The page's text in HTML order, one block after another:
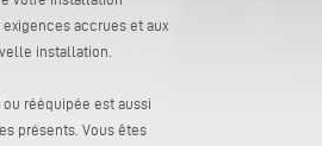
accrues et aux
installation.
rééquipée est aussi
présents. Vous êtes